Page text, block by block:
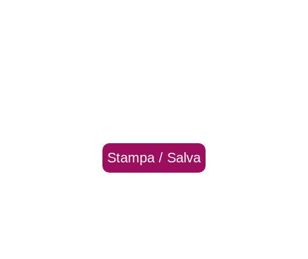
Stampa / Salva